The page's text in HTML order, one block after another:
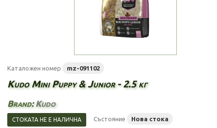
Каталожен номер mz-091102
Kudo Mini Puppy & Junior - 2.5 кг
Brand:Kudo
СТОКАТА НЕ Е НАЛИЧНА Състояние Нова стока